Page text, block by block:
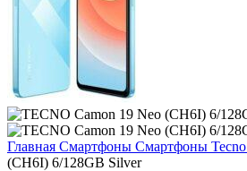
Главная Смартфоны Смартфоны Tecno
(CH6I) 6/128GB Silver